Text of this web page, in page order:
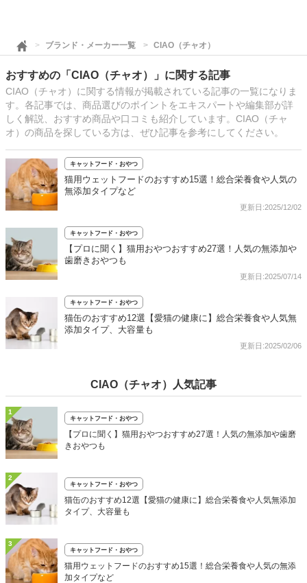
ブランド・メーカー一覧 CIAO（チャオ）
おすすめの「CIAO（チャオ）」に関する記事
CIAO（チャオ）に関する情報が掲載されている記事の一覧になりま
す。各記事では、商品選びのポイントをエキスパートや編集部が詳
しく解説、おすすめ商品や口コミも紹介しています。CIAO（チャ
オ）の商品を探している方は、ぜひ記事を参考にしてください。
キャットフード・おやつ
猫用ウェットフードのおすすめ15選！総合栄養食や人気の
無添加タイプなど
更新日:2025/12/02
キャットフード・おやつ
【プロに聞く】猫用おやつおすすめ27選！人気の無添加や
歯磨きおやつも
更新日:2025/07/14
キャットフード・おやつ
猫缶のおすすめ12選【愛猫の健康に】総合栄養食や人気無
添加タイプ、大容量も
更新日:2025/02/06
CIAO（チャオ）人気記事
1
キャットフード・おやつ
【プロに聞く】猫用おやつおすすめ27選！人気の無添加や歯磨
きおやつも
2
キャットフード・おやつ
猫缶のおすすめ12選【愛猫の健康に】総合栄養食や人気無添加
タイプ、大容量も
3
キャットフード・おやつ
猫用ウェットフードのおすすめ15選！総合栄養食や人気の無添
加タイプなど